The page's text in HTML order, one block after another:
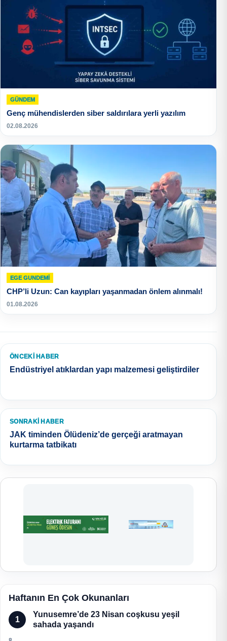
GÜNDEM
Genç mühendislerden siber saldırılara yerli yazılım
02.08.2026
EGE GUNDEMİ
CHP’li Uzun: Can kayıpları yaşanmadan önlem alınmalı!
01.08.2026
ÖNCEKI HABER
Endüstriyel atıklardan yapı malzemesi geliştirdiler
SONRAKI HABER
JAK timinden Ölüdeniz’de gerçeği aratmayan
kurtarma tatbikatı
Haftanın En Çok Okunanları
1
Yunusemre’de 23 Nisan coşkusu yeşil
sahada yaşandı